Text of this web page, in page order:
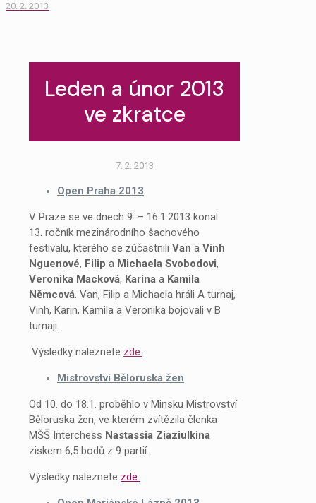
20. 2. 2013
Leden a únor 2013
ve zkratce
7. 2. 2013
Open Praha 2013
V Praze se ve dnech 9. – 16.1.2013 konal
13. ročník mezinárodního šachového
festivalu, kterého se zúčastnili Van a Vinh
Nguenové, Filip a Michaela Svobodovi,
Veronika Macková, Karina a Kamila
Němcová. Van, Filip a Michaela hráli A turnaj,
Vinh, Karin, Kamila a Veronika bojovali v B
turnaji.
Výsledky naleznete zde.
Mistrovství Běloruska žen
Od 10. do 18.1. proběhlo v Minsku Mistrovství
Běloruska žen, ve kterém zvítězila členka
MŠŠ Interchess Nastassia Ziaziulkina
ziskem 6,5 bodů z 9 partií.
Výsledky naleznete zde.